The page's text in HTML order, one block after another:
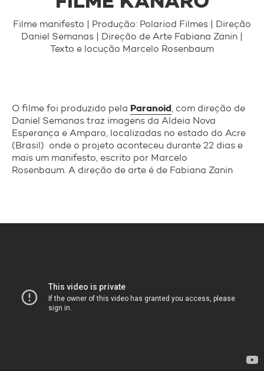
SOBRE
EQUIPE
PRÊMIOS
FUNDAÇÃO BRADESCO CANUANÃ
Filme manifesto | Produção: Polariod Filmes | Direção
Daniel Semanas | Direção de Arte Fabiana Zanin |
Texto e locução Marcelo Rosenbaum
O filme foi produzido pela Paranoid, com direção de
Daniel Semanas traz imagens da Aldeia Nova
Esperança e Amparo, localizadas no estado do Acre
(Brasil) onde o projeto aconteceu durante 22 dias e
mais um manifesto, escrito por Marcelo
Rosenbaum. A direção de arte é de Fabiana Zanin